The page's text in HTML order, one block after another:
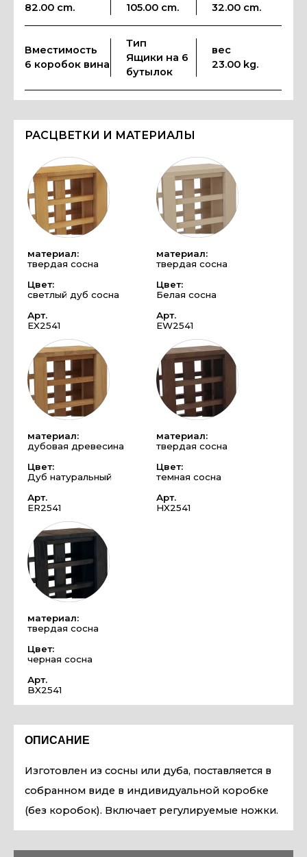
82.00 cm.
105.00 cm.
32.00 cm.
Вместимость
6 коробок вина
Тип
Ящики на 6
бутылок
вес
23.00 kg.
РАСЦВЕТКИ И МАТЕРИАЛЫ
материал:
твердая сосна
Цвет:
светлый дуб сосна
Арт.
EX2541
материал:
твердая сосна
Цвет:
Белая сосна
Арт.
EW2541
материал:
дубовая древесина
Цвет:
Дуб натуральный
Арт.
ER2541
материал:
твердая сосна
Цвет:
темная сосна
Арт.
HX2541
материал:
твердая сосна
Цвет:
черная сосна
Арт.
BX2541
ОПИСАНИЕ
Изготовлен из сосны или дуба, поставляется в
собранном виде в индивидуальной коробке
(без коробок). Включает регулируемые ножки.